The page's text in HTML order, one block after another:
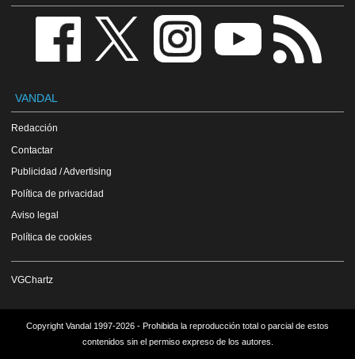
VANDAL
Redacción
Contactar
Publicidad / Advertising
Política de privacidad
Aviso legal
Política de cookies
VGChartz
Copyright Vandal 1997-2026 - Prohibida la reproducción total o parcial de estos
contenidos sin el permiso expreso de los autores.